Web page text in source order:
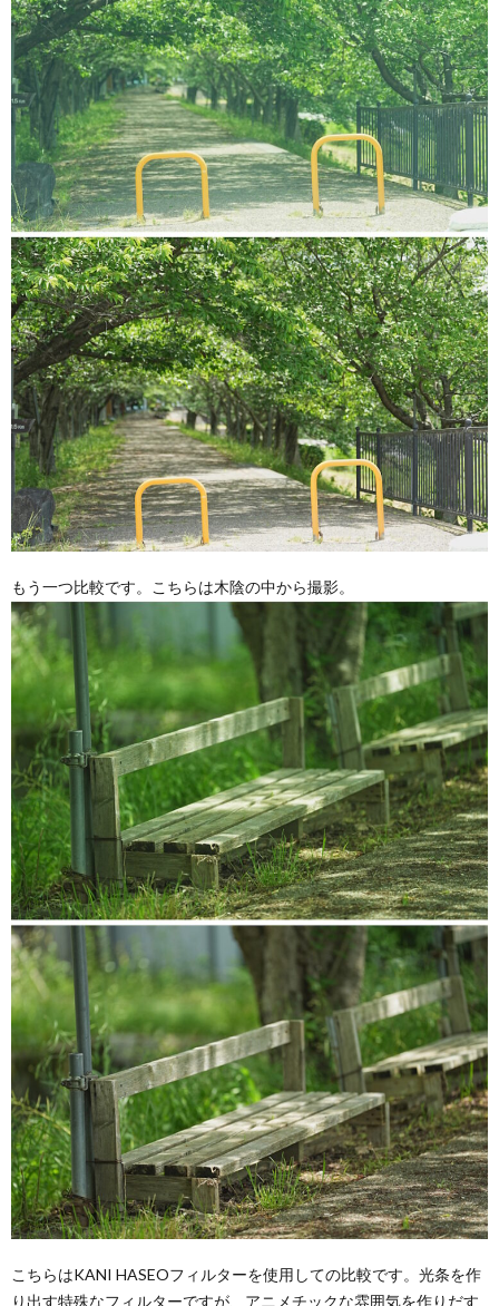
もう一つ比較です。こちらは木陰の中から撮影。
こちらはKANI HASEOフィルターを使用しての比較です。光条を作
り出す特殊なフィルターですが、アニメチックな雰囲気を作りだす